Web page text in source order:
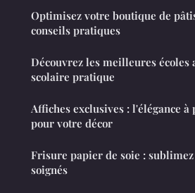
Optimisez votre boutique de
conseils pratiques
Découvrez les meilleures écoles
scolaire pratique
Affiches exclusives : l'élégance à
pour votre décor
Frisure papier de soie :
soignés